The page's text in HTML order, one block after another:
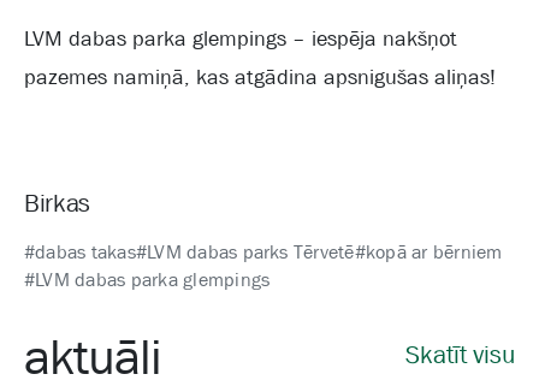
LVM dabas parka glempings – iespēja nakšņot
pazemes namiņā, kas atgādina apsnigušas aliņas!
Birkas
#dabas takas#LVM dabas parks Tērvetē#kopā ar bērniem
#LVM dabas parka glempings
aktuāli Skatīt visu